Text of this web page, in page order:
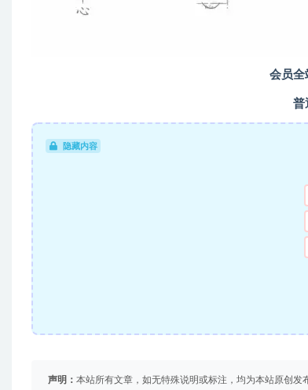
会员全
普
隐藏内容
声明： 本站所有文章，如无特殊说明或标注，均为本站原创发